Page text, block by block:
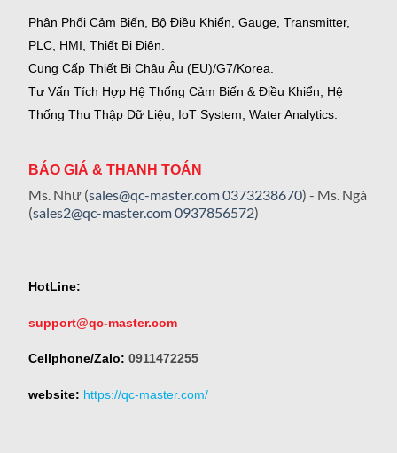
Phân Phối Cảm Biến, Bộ Điều Khiển, Gauge, Transmitter,
PLC, HMI, Thiết Bị Điện.
Cung Cấp Thiết Bị Châu Âu (EU)/G7/Korea.
Tư Vấn Tích Hợp Hệ Thống Cảm Biến & Điều Khiển, Hệ
Thống Thu Thập Dữ Liệu, IoT System, Water Analytics.
BÁO GIÁ & THANH TOÁN
Ms. Như (sales@qc-master.com0373238670) - Ms. Ngà
(sales2@qc-master.com0937856572)
HotLine:
support@qc-master.com
Cellphone/Zalo: 0911472255
website: https://qc-master.com/